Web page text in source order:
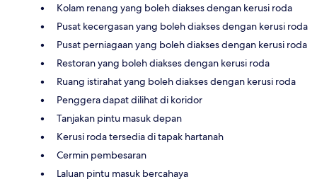
Kolam renang yang boleh diakses dengan kerusi roda
Pusat kecergasan yang boleh diakses dengan kerusi roda
Pusat perniagaan yang boleh diakses dengan kerusi roda
Restoran yang boleh diakses dengan kerusi roda
Ruang istirahat yang boleh diakses dengan kerusi roda
Penggera dapat dilihat di koridor
Tanjakan pintu masuk depan
Kerusi roda tersedia di tapak hartanah
Cermin pembesaran
Laluan pintu masuk bercahaya